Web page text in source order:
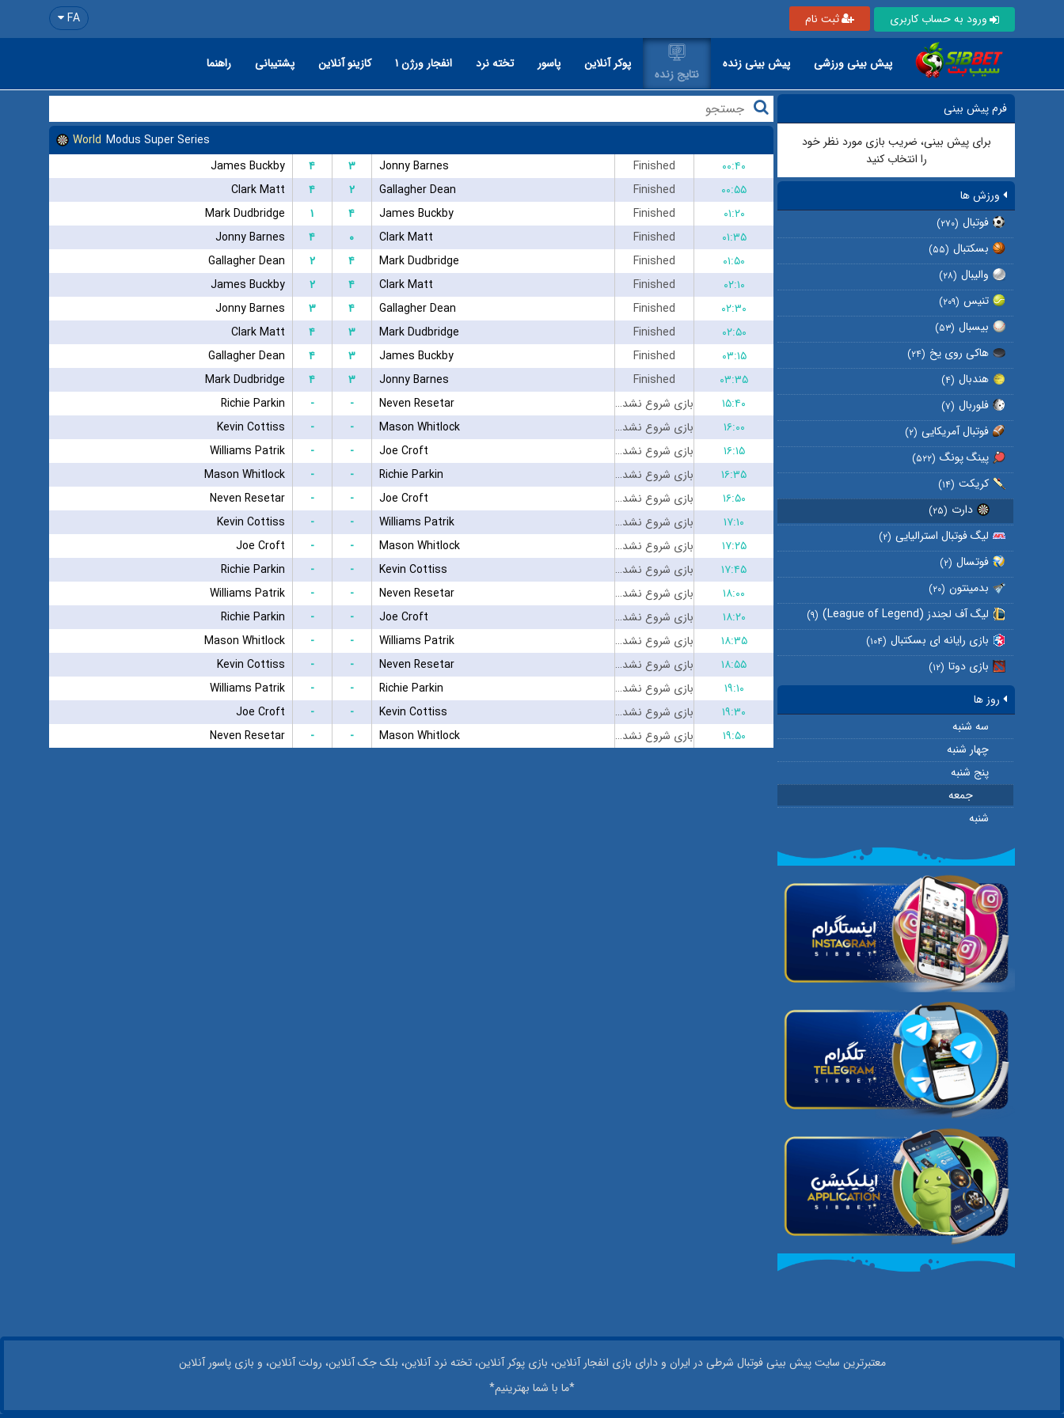
FA ورود به حساب کاربری ثبت نام
پیش بینی ورزشی پیش بینی زنده
نتایج زنده
پوکر آنلاین پاسور تخته نرد انفجار ورژن ۱ کازینو آنلاین پشتیبانی راهنما
فرم پیش بینی
برای پیش بینی، ضریب بازی مورد نظر خود
را انتخاب کنید
ورزش ها
فوتبال (۲۷۰)
بسکتبال (۵۵)
والیبال (۲۸)
تنیس (۲۰۹)
بیسبال (۵۳)
هاکی روی یخ (۲۴)
هندبال (۴)
فلوربال (۷)
فوتبال آمریکایی (۲)
پینگ پونگ (۵۲۲)
کریکت (۱۴)
دارت (۲۵)
لیگ فوتبال استرالیایی (۲)
فوتسال (۲)
بدمینتون (۲۰)
لیگ آف لجندز (League of Legend) (۹)
بازی رایانه ای بسکتبال (۱۰۴)
بازی دوتا (۱۲)
روز ها
سه شنبه
چهار شنبه
پنج شنبه
جمعه
شنبه
World Modus Super Series
James Buckby
۴ ۳ Jonny Barnes Finished
۰۰:۴۰
Clark Matt
۴ ۲ Gallagher Dean Finished
۰۰:۵۵
Mark Dudbridge
۱ ۴ James Buckby Finished
۰۱:۲۰
Jonny Barnes
۴ ۰ Clark Matt Finished
۰۱:۳۵
Gallagher Dean
۲ ۴ Mark Dudbridge Finished
۰۱:۵۰
James Buckby
۲ ۴ Clark Matt Finished
۰۲:۱۰
Jonny Barnes
۳ ۴ Gallagher Dean Finished
۰۲:۳۰
Clark Matt
۴ ۳ Mark Dudbridge Finished
۰۲:۵۰
Gallagher Dean
۴ ۳ James Buckby Finished
۰۳:۱۵
Mark Dudbridge
۴ ۳ Jonny Barnes Finished
۰۳:۳۵
Richie Parkin
- - Neven Resetar بازی شروع نشده است
۱۵:۴۰
Kevin Cottiss
- - Mason Whitlock بازی شروع نشده است
۱۶:۰۰
Williams Patrik
- - Joe Croft بازی شروع نشده است
۱۶:۱۵
Mason Whitlock
- - Richie Parkin بازی شروع نشده است
۱۶:۳۵
Neven Resetar
- - Joe Croft بازی شروع نشده است
۱۶:۵۰
Kevin Cottiss
- - Williams Patrik بازی شروع نشده است
۱۷:۱۰
Joe Croft
- - Mason Whitlock بازی شروع نشده است
۱۷:۲۵
Richie Parkin
- - Kevin Cottiss بازی شروع نشده است
۱۷:۴۵
Williams Patrik
- - Neven Resetar بازی شروع نشده است
۱۸:۰۰
Richie Parkin
- - Joe Croft بازی شروع نشده است
۱۸:۲۰
Mason Whitlock
- - Williams Patrik بازی شروع نشده است
۱۸:۳۵
Kevin Cottiss
- - Neven Resetar بازی شروع نشده است
۱۸:۵۵
Williams Patrik
- - Richie Parkin بازی شروع نشده است
۱۹:۱۰
Joe Croft
- - Kevin Cottiss بازی شروع نشده است
۱۹:۳۰
Neven Resetar
- - Mason Whitlock بازی شروع نشده است ۱۹:۵۰
معتبر‌ترین سایت پیش بینی‌ فوتبال شرطی در ایران و دارای بازی انفجار آنلاین، بازی پوکر آنلاین، تخته نرد آنلاین، بلک جک آنلاین، رولت آنلاین، و بازی پاسور آنلاین
*ما با شما بهترینیم*